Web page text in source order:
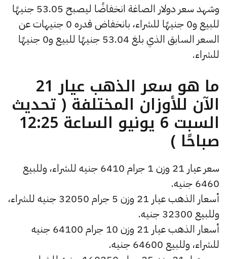
وشهد سعر دولار الصاغة انخفاضًا ليصبح 53.05 جنيهًا
للبيع و0 جنيهًا للشراء، بانخفاض قدره 0 جنيهات عن
السعر السابق الذي بلغ 53.04 جنيهًا للبيع و0 جنيهًا
للشراء.
ما هو سعر الذهب عيار 21
الآن للأوزان المختلفة ( تحديث
السبت 6 يونيو الساعة 12:25
صباحًا )
سعر عيار 21 وزن 1 جرام 6410 جنيه للشراء، وللبيع
6460 جنيه.
أسعار الذهب عيار 21 وزن 5 جرام 32050 جنيه للشراء،
وللبيع 32300 جنيه.
أسعار الذهب عيار 21 وزن 10 جرام 64100 جنيه
للشراء، وللبيع 64600 جنيه.